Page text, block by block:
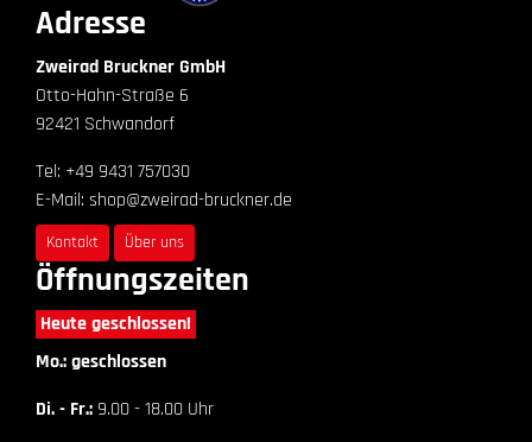
Adresse
Zweirad Bruckner GmbH
Otto-Hahn-Straße 6
92421 Schwandorf
Tel: +49 9431 757030
E-Mail: shop@zweirad-bruckner.de
Kontakt Über uns
Öffnungszeiten
Heute geschlossen!
Mo.: geschlossen
Di. - Fr.:9.00 - 18.00 Uhr